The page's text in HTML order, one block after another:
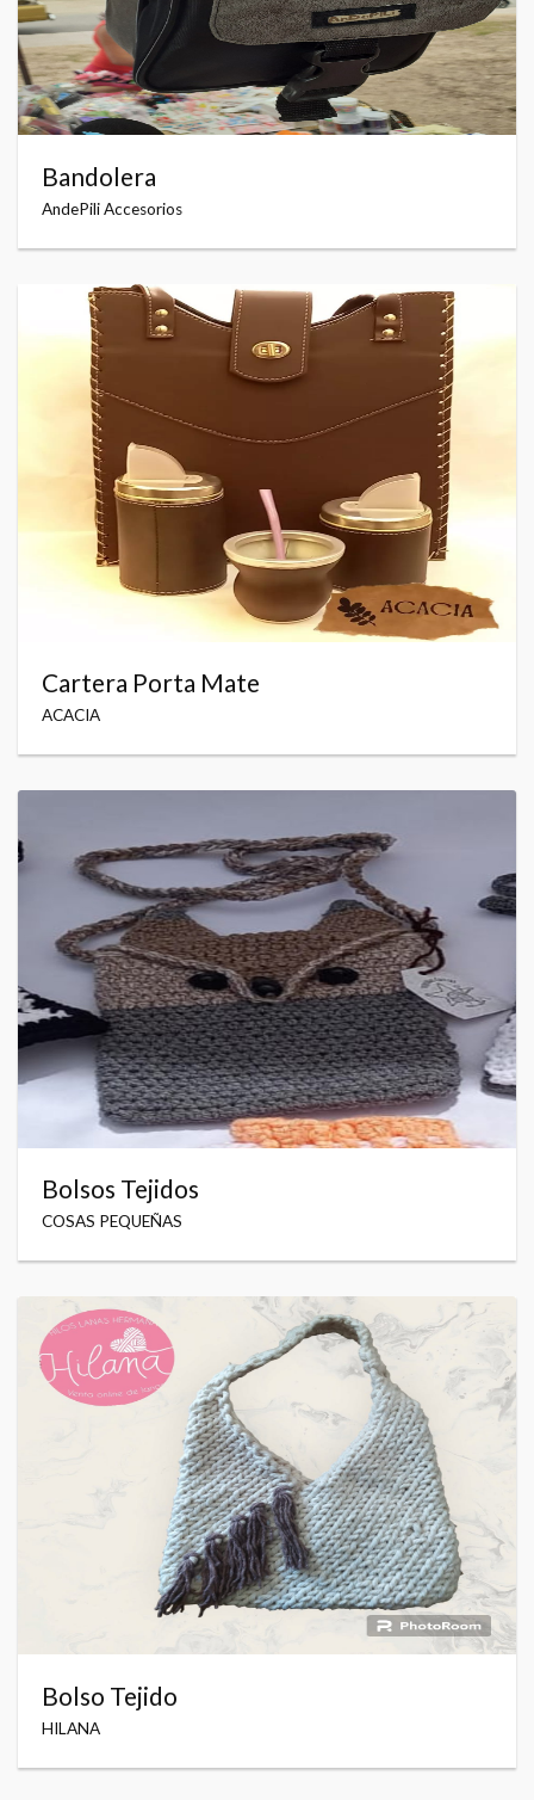
Bandolera
AndePili Accesorios
Cartera Porta Mate
ACACIA
Bolsos Tejidos
COSAS PEQUEÑAS
Bolso Tejido
HILANA